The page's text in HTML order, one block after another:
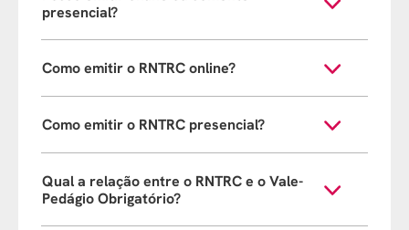
presencial?
Como emitir o RNTRC online?
Como emitir o RNTRC presencial?
Qual a relação entre o RNTRC e o Vale-
Pedágio Obrigatório?